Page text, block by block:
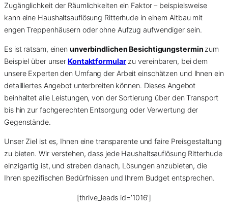
Zugänglichkeit der Räumlichkeiten ein Faktor – beispielsweise
kann eine Haushaltsauflösung Ritterhude in einem Altbau mit
engen Treppenhäusern oder ohne Aufzug aufwendiger sein.
Es ist ratsam, einen unverbindlichen Besichtigungstermin zum
Beispiel über unserKontaktformularzu vereinbaren, bei dem
unsere Experten den Umfang der Arbeit einschätzen und Ihnen ein
detailliertes Angebot unterbreiten können. Dieses Angebot
beinhaltet alle Leistungen, von der Sortierung über den Transport
bis hin zur fachgerechten Entsorgung oder Verwertung der
Gegenstände.
Unser Ziel ist es, Ihnen eine transparente und faire Preisgestaltung
zu bieten. Wir verstehen, dass jede Haushaltsauflösung Ritterhude
einzigartig ist, und streben danach, Lösungen anzubieten, die
Ihren spezifischen Bedürfnissen und Ihrem Budget entsprechen.
[thrive_leads id=’1016′]